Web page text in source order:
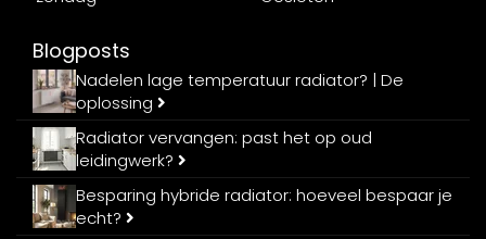
Blogposts
Nadelen lage temperatuur radiator? | De
oplossing
Radiator vervangen: past het op oud
leidingwerk?
Besparing hybride radiator: hoeveel bespaar je
echt?